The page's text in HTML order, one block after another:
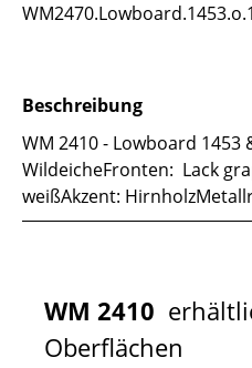
Beschreibung
WM 2410 - Lowboard 1453
WildeicheFronten: Lack
weißAkzent:
WM 2410
Oberflächen